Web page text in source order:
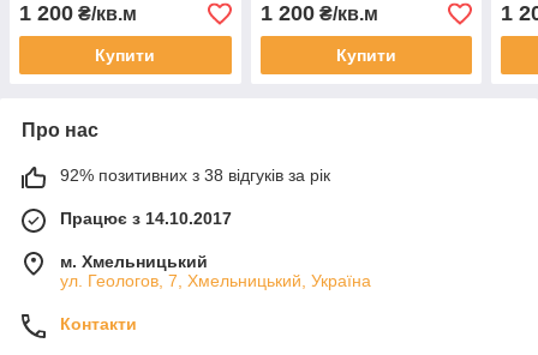
1 200 ₴/кв.м
Купити
1 200₴/кв.м
Купити
1
Про нас
92% позитивних з 38 відгуків за рік
Працює з 14.10.2017
м. Хмельницький
ул. Геологов, 7, Хмельницький, Україна
Контакти